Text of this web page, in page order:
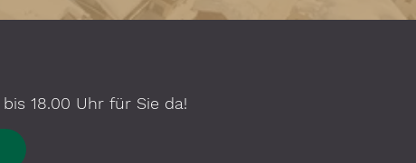
18.00 Uhr für Sie da!